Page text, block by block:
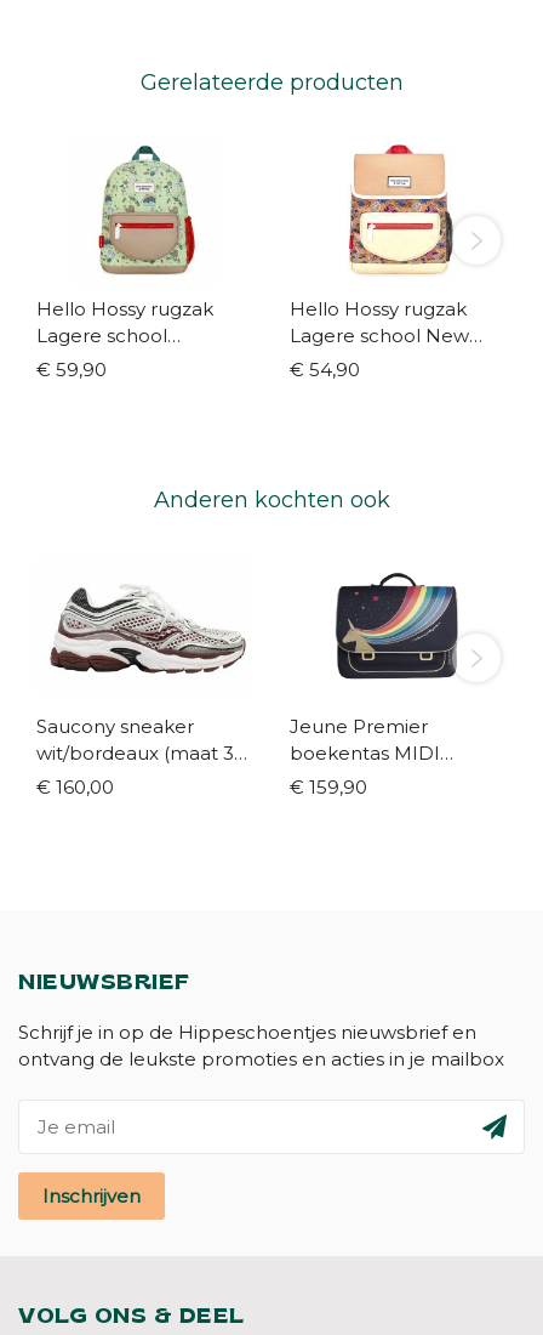
Gerelateerde producten
Hello Hossy rugzak
Lagere school
Mountain Ride
€ 59,90
Hello Hossy rugzak
Lagere school New
York City
€ 54,90
Anderen kochten ook
Saucony sneaker
wit/bordeaux (maat 35-
42)
€ 160,00
Jeune Premier
boekentas MIDI
Unicorn gold
€ 159,90
NIEUWSBRIEF
Schrijf je in op de Hippeschoentjes nieuwsbrief en
ontvang de leukste promoties en acties in je mailbox
Inschrijven
VOLG ONS & DEEL